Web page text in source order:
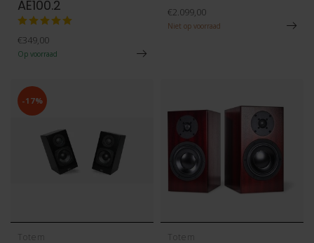
AE100.2
€349,00
Op voorraad
€2.099,00
Niet op voorraad
-17%
Totem Totem